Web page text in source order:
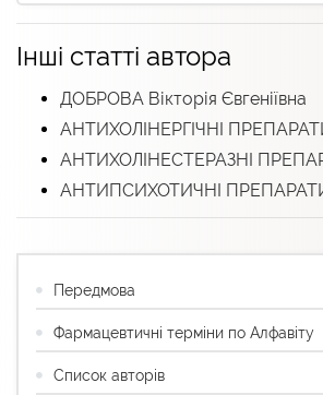
Інші статті автора
ДОБРОВА Вікторія Євгеніївна
АНТИХОЛІНЕРГІЧНІ
АНТИХОЛІНЕСТЕРАЗНІ
АНТИПСИХОТИЧНІ
Передмова
Фармацевтичні терміни по Алфавіту
Список авторів